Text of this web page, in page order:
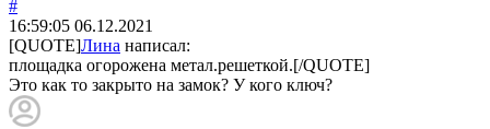
#
16:59:05 06.12.2021
[QUOTE]Лина написал:
площадка огорожена метал.решеткой.[/QUOTE]
Это как то закрыто на замок? У кого ключ?